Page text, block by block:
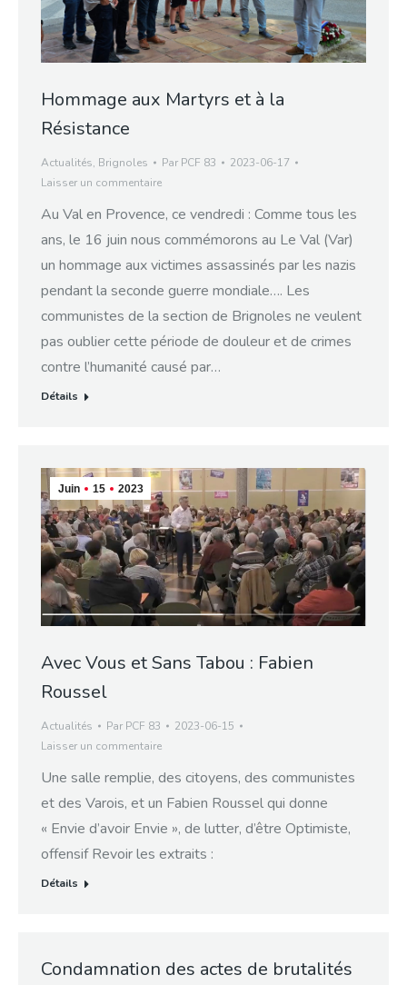
Hommage aux Martyrs et à la
Résistance
Actualités, Brignoles Par PCF 83
2023-06-17
Laisser un commentaire
Au Val en Provence, ce vendredi : Comme tous les
ans, le 16 juin nous commémorons au Le Val (Var)
un hommage aux victimes assassinés par les nazis
pendant la seconde guerre mondiale…. Les
communistes de la section de Brignoles ne veulent
pas oublier cette période de douleur et de crimes
contre l’humanité causé par…
Détails
Juin 15 2023
Avec Vous et Sans Tabou : Fabien
Roussel
Actualités Par PCF 83
2023-06-15
Laisser un commentaire
Une salle remplie, des citoyens, des communistes
et des Varois, et un Fabien Roussel qui donne
« Envie d’avoir Envie », de lutter, d’être Optimiste,
offensif Revoir les extraits :
Détails
Condamnation des actes de brutalités